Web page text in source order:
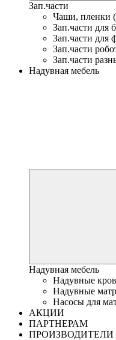
Зап.части
Чаши, пленки
Зап.части для
Зап.части для
Зап.части
Зап.части
Надувная мебель
Надувная мебель
Надувные
Надувные
Насосы для
АКЦИИ
ПАРТНЕРАМ
ПРОИЗВОДИТЕЛИ